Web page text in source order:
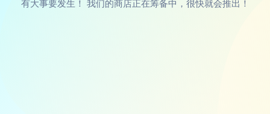
有大事要发生！ 我们的商店正在筹备中，很快就会推出！